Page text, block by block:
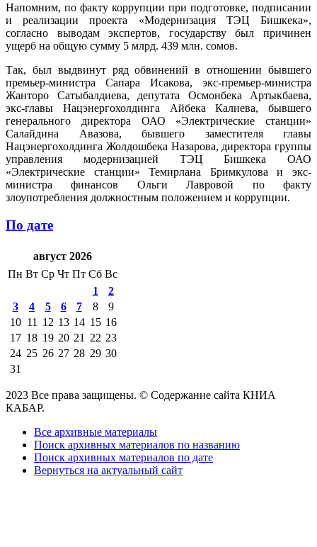
Напомним, по факту коррупции при подготовке, подписании
и реализации проекта «Модернизация ТЭЦ Бишкека»,
согласно выводам экспертов, государству был причинен
ущерб на общую сумму 5 млрд. 439 млн. сомов.
Так, был выдвинут ряд обвинений в отношении бывшего
премьер-министра Сапара Исакова, экс-премьер-министра
Жанторо Сатыбалдиева, депутата Осмонбека Артыкбаева,
экс-главы Нацэнергохолдинга Айбека Калиева, бывшего
генерального директора ОАО «Электрические станции»
Салайдина Авазова, бывшего заместителя главы
Нацэнергохолдинга Жолдошбека Назарова, директора группы
управления модернизацией ТЭЦ Бишкека ОАО
«Электрические станции» Темирлана Бримкулова и экс-
министра финансов Ольги Лавровой по факту
злоупотребления должностным положением и коррупции.
По дате
август 2026
Пн Вт Ср Чт Пт Сб Вс
1
2
3
4 5 6 7 8
9
10 11 12 13 14 15 16
17 18 19 20 21 22 23
24 25 26 27 28 29 30
31
2023 Все права защищены. © Содержание сайта КНИА
КАБАР.
Все архивные материалы
Поиск архивных материалов по названию
Поиск архивных материалов по дате
Вернуться на актуальный сайт